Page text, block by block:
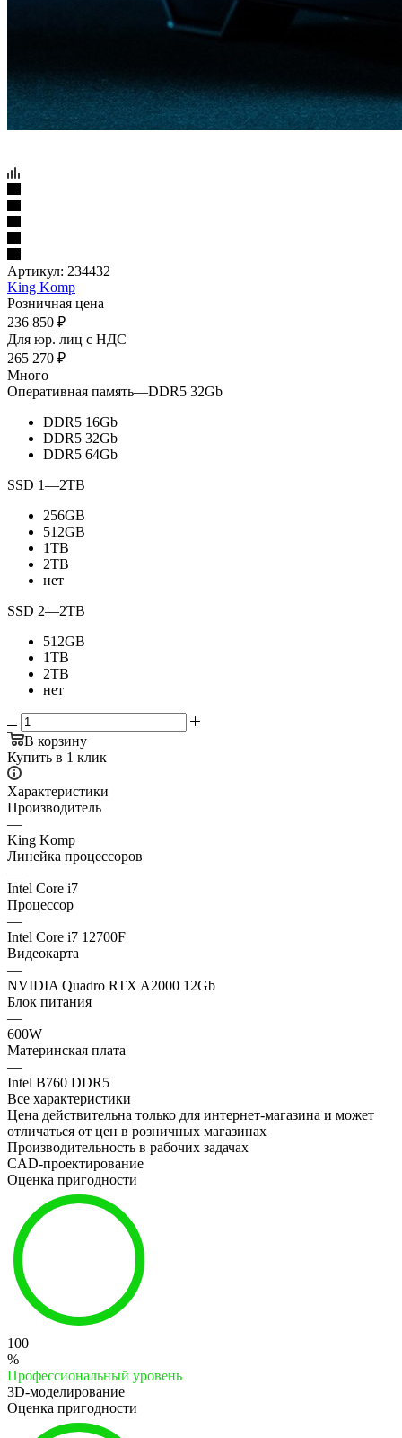
Артикул: 234432
King Komp
Розничная цена
236 850 ₽
Для юр. лиц c НДС
265 270 ₽
Много
Оперативная память—DDR5 32Gb
DDR5 16Gb
DDR5 32Gb
DDR5 64Gb
SSD 1—2TB
256GB
512GB
1TB
2TB
нет
SSD 2—2TB
512GB
1TB
2TB
нет
В корзину
Купить в 1 клик
Характеристики
Производитель
—
King Komp
Линейка процессоров
—
Intel Core i7
Процессор
—
Intel Core i7 12700F
Видеокарта
—
NVIDIA Quadro RTX A2000 12Gb
Блок питания
—
600W
Материнская плата
—
Intel B760 DDR5
Все характеристики
Цена действительна только для интернет-магазина и может
отличаться от цен в розничных магазинах
Производительность в рабочих задачах
CAD-проектирование
Оценка пригодности
100
%
Профессиональный уровень
3D-моделирование
Оценка пригодности